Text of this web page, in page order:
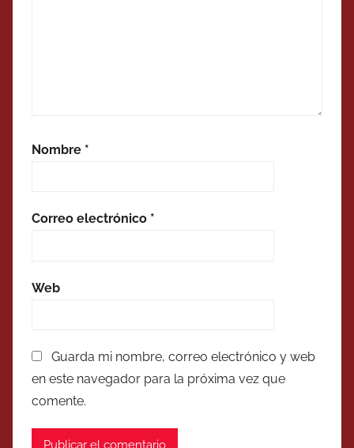
Nombre *
Correo electrónico *
Web
Guarda mi nombre, correo electrónico y web
en este navegador para la próxima vez que
comente.